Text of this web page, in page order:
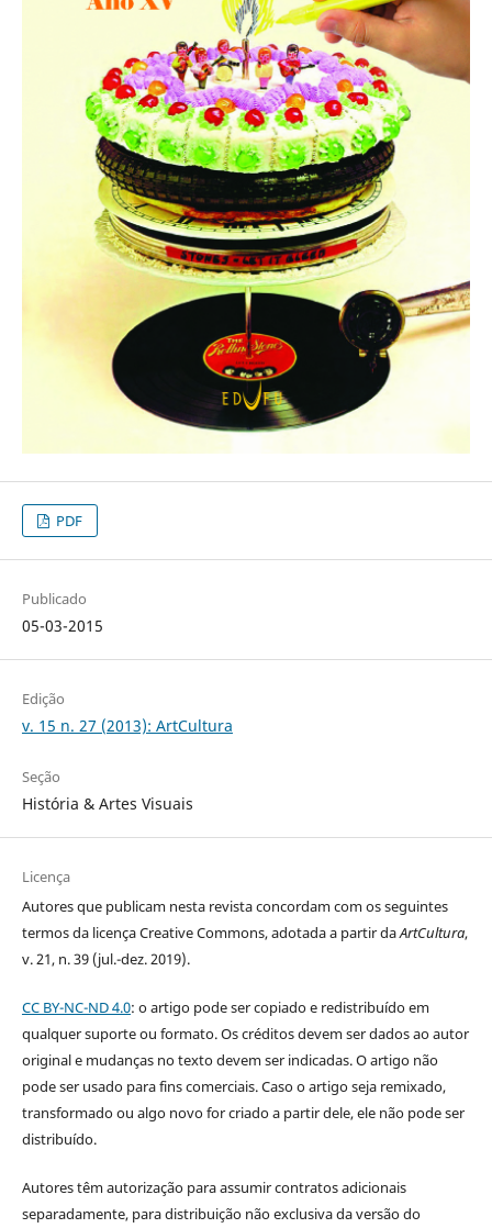
PDF
Publicado
05-03-2015
Edição
v. 15 n. 27 (2013): ArtCultura
Seção
História & Artes Visuais
Licença
Autores que publicam nesta revista concordam com os seguintes
termos da licença Creative Commons, adotada a partir daArtCultura,
v. 21, n. 39 (jul.-dez. 2019).
CC BY-NC-ND 4.0: o artigo pode ser copiado e redistribuído em
qualquer suporte ou formato. Os créditos devem ser dados ao autor
original e mudanças no texto devem ser indicadas. O artigo não
pode ser usado para fins comerciais. Caso o artigo seja remixado,
transformado ou algo novo for criado a partir dele, ele não pode ser
distribuído.
Autores têm autorização para assumir contratos adicionais
separadamente, para distribuição não exclusiva da versão do